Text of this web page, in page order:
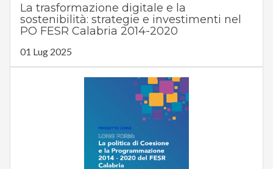
La trasformazione digitale e la
sostenibilità: strategie e investimenti nel
PO FESR Calabria 2014-2020
01 Lug 2025